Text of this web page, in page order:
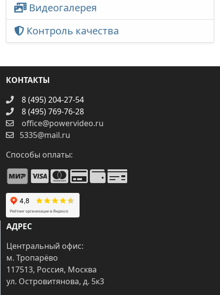
Видеогалерея
Контроль качества
КОНТАКТЫ
8 (495) 204-27-54
8 (495) 769-76-28
office@powervideo.ru
5335@mail.ru
Способы оплаты:
АДРЕС
Центральный офис:
м. Тропарёво
117513, Россия, Москва
ул. Островитянова, д. 5к3